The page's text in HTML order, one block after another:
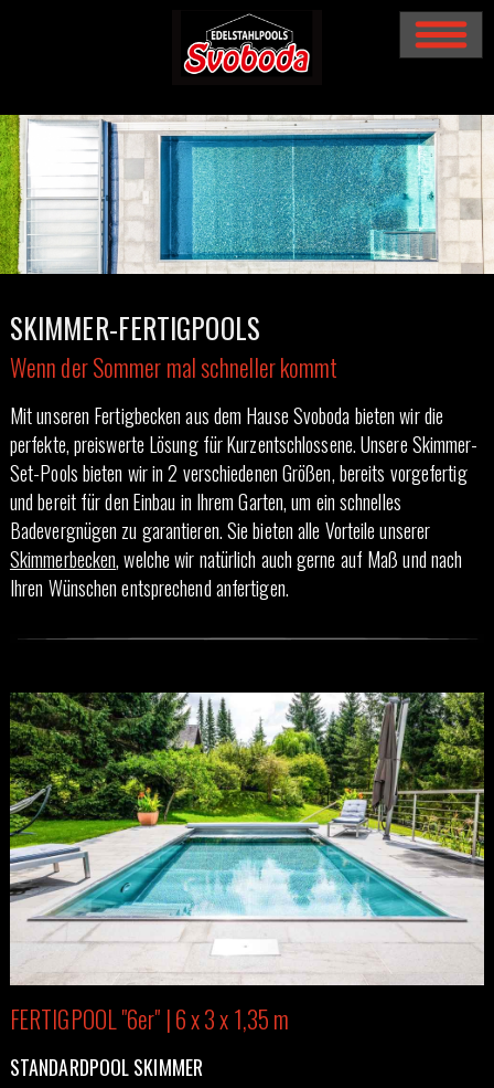
SKIMMER-FERTIGPOOLS
Wenn der Sommer mal schneller kommt
Mit unseren Fertigbecken aus dem Hause Svoboda bieten wir die
perfekte, preiswerte Lösung für Kurzentschlossene. Unsere Skimmer-
Set-Pools bieten wir in 2 verschiedenen Größen, bereits vorgefertig
und bereit für den Einbau in Ihrem Garten, um ein schnelles
Badevergnügen zu garantieren. Sie bieten alle Vorteile unserer
Skimmerbecken, welche wir natürlich auch gerne auf Maß und nach
Ihren Wünschen entsprechend anfertigen.
FERTIGPOOL "6er" | 6 x 3 x 1,35 m
STANDARDPOOL SKIMMER